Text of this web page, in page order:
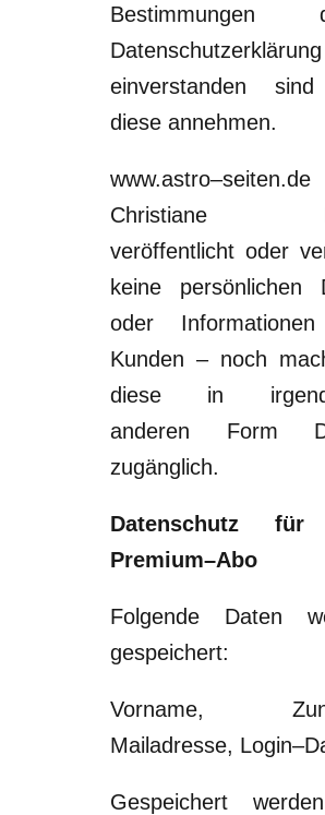
Bestimmungen
Datenschutzerklärung
einverstanden
diese annehmen.
www.astro–
Christiane
veröffentlicht oder
keine persönlichen
oder
Kunden – noch
diese in
anderen Form
zugänglich.
Datenschutz
Premium–Abo
Folgende Daten
gespeichert:
Vorname,
Mailadresse, Login–
Gespeichert